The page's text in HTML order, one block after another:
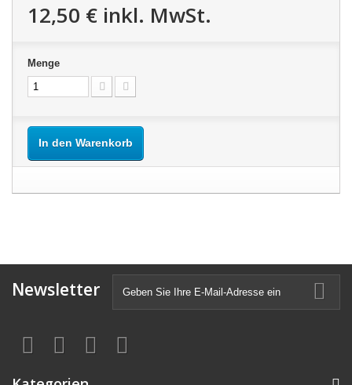
12,50 € inkl. MwSt.
Menge
In den Warenkorb
Newsletter